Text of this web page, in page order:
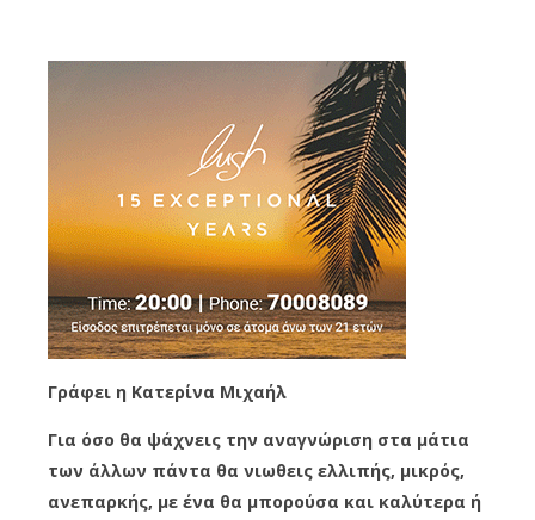
Γράφει η Κατερίνα Μιχαήλ
Για όσο θα ψάχνεις την αναγνώριση στα μάτια
των άλλων πάντα θα νιωθεις ελλιπής, μικρός,
ανεπαρκής, με ένα θα μπορούσα και καλύτερα ή